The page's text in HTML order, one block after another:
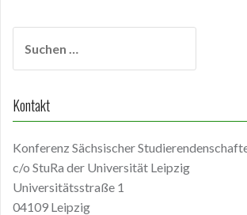
nach:
Kontakt
Konferenz Sächsischer
c/o StuRa der Universität Leipzig
Universitätsstraße 1
04109 Leipzig